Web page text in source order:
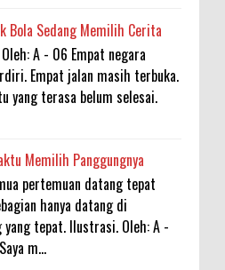
Bola Sedang Memilih Cerita
A - 06 Empat negara
Empat jalan masih terbuka.
yang terasa belum selesai.
Memilih Panggungnya
pertemuan datang tepat
hanya datang di
yang tepat. Ilustrasi. Oleh: A -
m...